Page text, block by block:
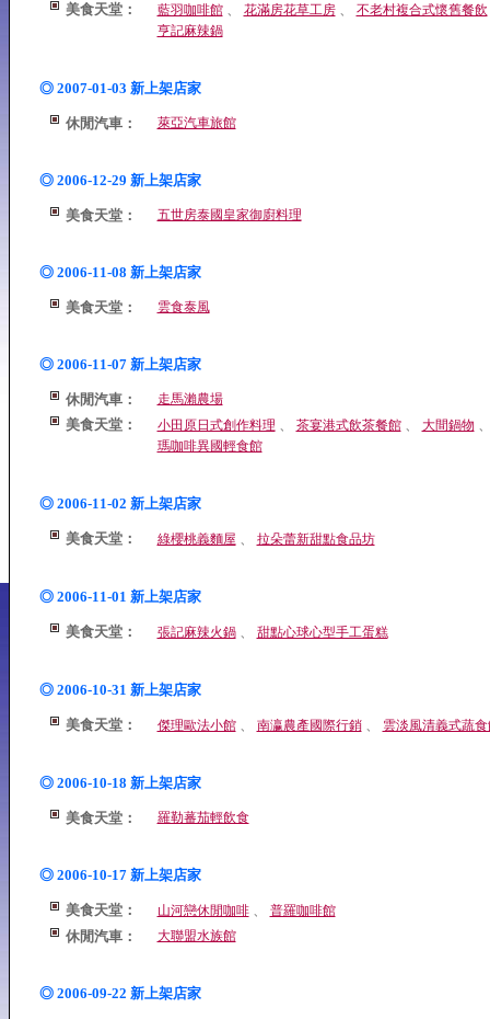
美食天堂： 藍羽咖啡館、 花滿房花草工房、 不老村複合式懷舊餐飲
亨記麻辣鍋
◎ 2007-01-03 新上架店家
休閒汽車： 萊亞汽車旅館
◎ 2006-12-29 新上架店家
美食天堂： 五世房泰國皇家御廚料理
◎ 2006-11-08 新上架店家
美食天堂： 雲食泰風
◎ 2006-11-07 新上架店家
休閒汽車： 走馬瀨農場
美食天堂： 小田原日式創作料理 、 茶宴港式飲茶餐館、 大間鍋物
瑪咖啡異國輕食館
◎ 2006-11-02 新上架店家
美食天堂： 綠櫻桃義麵屋 、 拉朵蕾新甜點食品坊
◎ 2006-11-01 新上架店家
美食天堂： 張記麻辣火鍋、 甜點心球心型手工蛋糕
◎ 2006-10-31 新上架店家
美食天堂： 傑理歐法小館、 南瀛農產國際行銷、 雲淡風清義式蔬食
◎ 2006-10-18 新上架店家
美食天堂： 羅勒蕃茄輕飲食
◎ 2006-10-17 新上架店家
美食天堂： 山河戀休閒咖啡、 普羅咖啡館
休閒汽車： 大聯盟水族館
◎ 2006-09-22 新上架店家